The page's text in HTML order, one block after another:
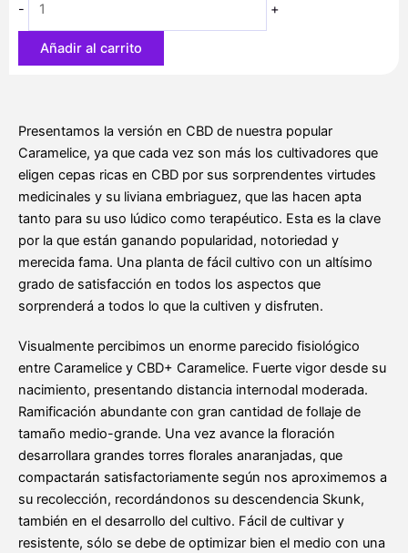
- +
Añadir al carrito
Presentamos la versión en CBD de nuestra popular
Caramelice, ya que cada vez son más los cultivadores que
eligen cepas ricas en CBD por sus sorprendentes virtudes
medicinales y su liviana embriaguez, que las hacen apta
tanto para su uso lúdico como terapéutico. Esta es la clave
por la que están ganando popularidad, notoriedad y
merecida fama. Una planta de fácil cultivo con un altísimo
grado de satisfacción en todos los aspectos que
sorprenderá a todos lo que la cultiven y disfruten.
Visualmente percibimos un enorme parecido fisiológico
entre Caramelice y CBD+ Caramelice. Fuerte vigor desde su
nacimiento, presentando distancia internodal moderada.
Ramificación abundante con gran cantidad de follaje de
tamaño medio-grande. Una vez avance la floración
desarrollara grandes torres florales anaranjadas, que
compactarán satisfactoriamente según nos aproximemos a
su recolección, recordándonos su descendencia Skunk,
también en el desarrollo del cultivo. Fácil de cultivar y
resistente, sólo se debe de optimizar bien el medio con una